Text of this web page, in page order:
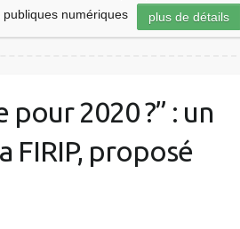
publiques numériques
plus de détails
2020 ?” : un
FIRIP, proposé